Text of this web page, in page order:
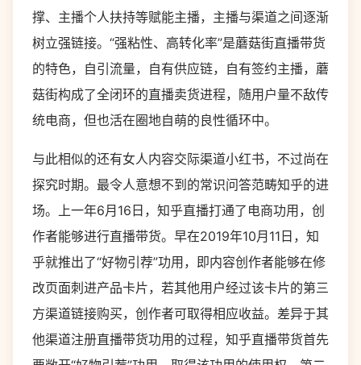
撑、主播个人扶持等赋能主播，主播与渠道之间逐渐
树立强链接。“强粘性、高转化率”是蘑菇街直播带货
的特色，自引流量，自有供应链，自有签约主播，蘑
菇街构成了全闭环的直播卖货进程，随用户量不敌传
统电商，但也活在圈地自萌的良性循环中。
与此相似的还有女人内容交际渠道小红书，不过尚在
探究时期。最令人意想不到的常识问答范畴知乎的进
场。上一年6月16日，知乎直播打通了电商功用，创
作者能够进行直播带货。早在2019年10月11日，知
乎就推出了“好物引荐”功用，即内容创作者能够在修
改页面刺进产品卡片，若其他用户经过该卡片的第三
方渠道链接购买，创作者可取得相应收益。差异于其
他渠道注册直播带货功用的过程，知乎直播带货首先